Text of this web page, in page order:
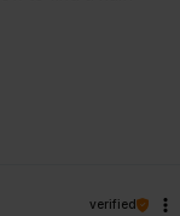
verified